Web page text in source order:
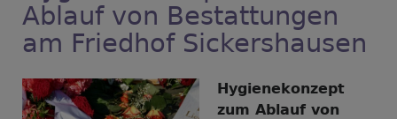
Kinder
im
Ablauf von Bestattungen
am Friedhof Sickershausen
Hygienekonzept
zum Ablauf von